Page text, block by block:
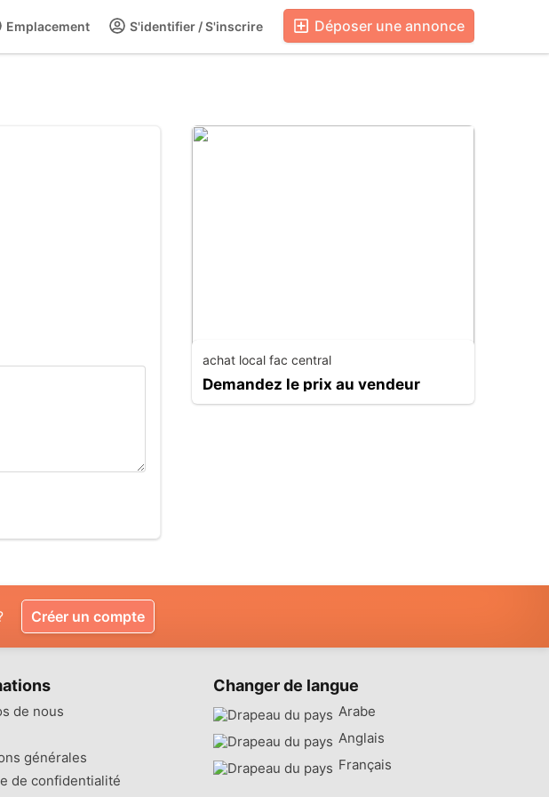
Déposer une annonce
S'identifier / S'inscrire
Emplacement
achat local fac central
Demandez le prix au vendeur
Créer un compte
de nous
générales
de confidentialité
Changer de langue
Arabe
Anglais
Français